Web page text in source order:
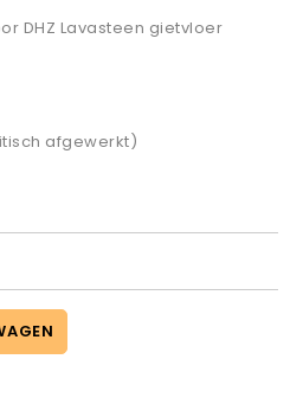
DHZ Lavasteen gietvloer
afgewerkt)